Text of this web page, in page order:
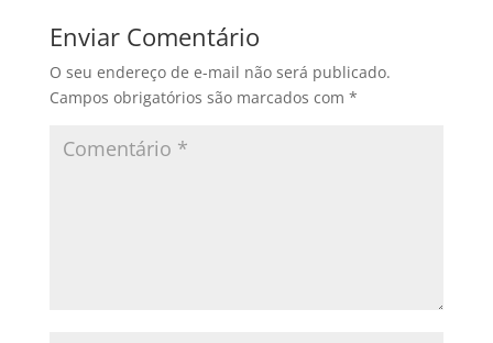
Enviar Comentário
O seu endereço de e-mail não será publicado.
Campos obrigatórios são marcados com *